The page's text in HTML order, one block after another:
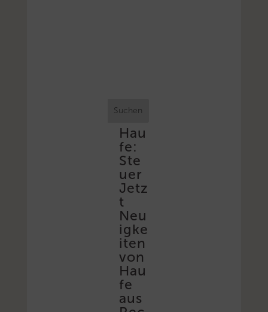
Suchen
Hau
fe:
Ste
uer
Jetz
t
Neu
igke
iten
von
Hau
fe
aus